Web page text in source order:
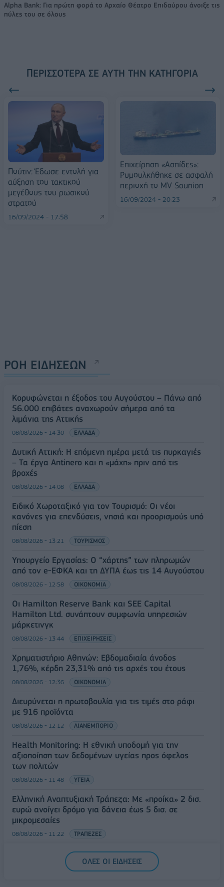
Alpha Bank: Για πρώτη φορά το Αρχαίο Θέατρο Επιδαύρου άνοιξε τις
πύλες του σε όλους
ΠΕΡΙΣΣΌΤΕΡΑ ΣΕ ΑΥΤΉ ΤΗΝ ΚΑΤΗΓΟΡΊΑ
Πούτιν: Έδωσε εντολή για
αύξηση του τακτικού
μεγέθους του ρωσικού
στρατού
16/09/2024 - 17:58
Επιχείρηση «Ασπίδες»:
Ρυμουλκήθηκε σε ασφαλή
περιοχή το MV Sounion
16/09/2024 - 20:23
ΡΟΗ ΕΙΔΗΣΕΩΝ
Κορυφώνεται η έξοδος του Αυγούστου – Πάνω από
56.000 επιβάτες αναχωρούν σήμερα από τα
λιμάνια της Αττικής
08/08/2026 - 14:30 ΕΛΛΑΔΑ
Δυτική Αττική: Η επόμενη ημέρα μετά τις πυρκαγιές
– Τα έργα Antinero και η «μάχη» πριν από τις
βροχές
08/08/2026 - 14:08 ΕΛΛΑΔΑ
Ειδικό Χωροταξικό για τον Τουρισμό: Οι νέοι
κανόνες για επενδύσεις, νησιά και προορισμούς υπό
πίεση
08/08/2026 - 13:21 ΤΟΥΡΙΣΜΟΣ
Υπουργείο Εργασίας: Ο “χάρτης” των πληρωμών
από τον e-ΕΦΚΑ και τη ΔΥΠΑ έως τις 14 Αυγούστου
08/08/2026 - 12:58 ΟΙΚΟΝΟΜΙΑ
Οι Hamilton Reserve Bank και SEE Capital
Hamilton Ltd. συνάπτουν συμφωνία υπηρεσιών
μάρκετινγκ
08/08/2026 - 13:44 ΕΠΙΧΕΙΡΗΣΕΙΣ
Χρηματιστήριο Αθηνών: Εβδομαδιαία άνοδος
1,76%, κέρδη 23,31% από τις αρχές του έτους
08/08/2026 - 12:36 ΟΙΚΟΝΟΜΙΑ
Διευρύνεται η πρωτοβουλία για τις τιμές στο ράφι
με 916 προϊόντα
08/08/2026 - 12:12 ΛΙΑΝΕΜΠΟΡΙΟ
Health Monitoring: Η εθνική υποδομή για την
αξιοποίηση των δεδομένων υγείας προς όφελος
των πολιτών
08/08/2026 - 11:48 ΥΓΕΙΑ
Ελληνική Αναπτυξιακή Τράπεζα: Με «προίκα» 2 δισ.
ευρώ ανοίγει δρόμο για δάνεια έως 5 δισ. σε
μικρομεσαίες
08/08/2026 - 11:22 ΤΡΑΠΕΖΕΣ
5G παντού, 6G στον ορίζοντα: Πού βρίσκεται η
Ελλάδα στη μεγάλη τεχνολογική μετάβαση
ΟΛΕΣ ΟΙ ΕΙΔΗΣΕΙΣ